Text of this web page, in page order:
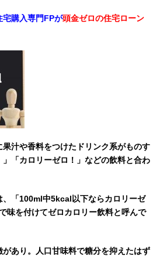
宅購入専門FPが頭金ゼロの住宅ローン
汁や香料をつけたドリンク系がものす
「カロリーゼロ！」などの飲料と合わ
「100ml中5kcal以下ならカロリーゼ
味を付けてゼロカロリー飲料と呼んで
あり。人口甘味料で糖分を抑えたはず